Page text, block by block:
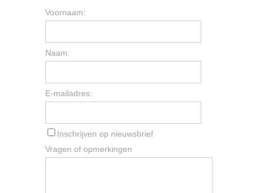
Voornaam:
Naam:
E-mailadres:
Inschrijven op nieuwsbrief
Vragen of opmerkingen